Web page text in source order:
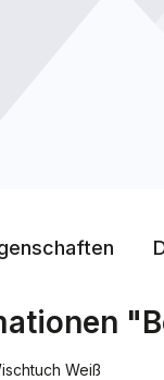
Weiß